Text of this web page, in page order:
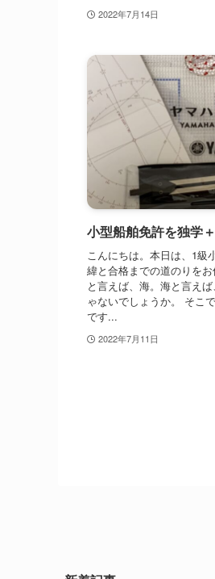
2022年7月14日
小型船舶免許を独学
こんにちは。本日は、1級
緯と合格までの道のりを
と言えば、海。海と言え
ゃないでしょうか。 そこ
です...
2022年7月11日